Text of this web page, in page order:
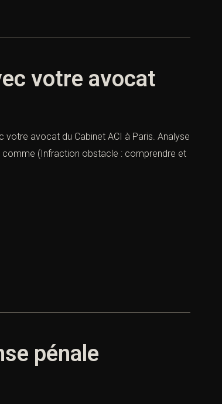
votre avocat
avocat du Cabinet ACI à Paris. Analyse
comme (Infraction obstacle : comprendre et
pénale